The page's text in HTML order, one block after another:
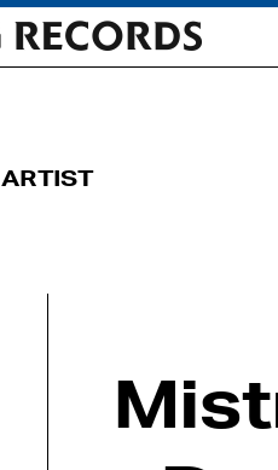
ARTIST